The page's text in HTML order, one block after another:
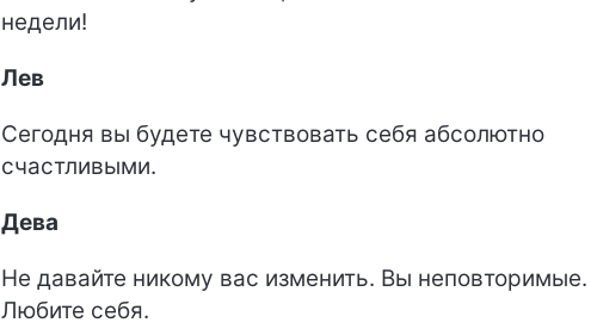
недели!
Лев
Сегодня вы будете чувствовать себя абсолютно
счастливыми.
Дева
Не давайте никому вас изменить. Вы неповторимые.
Любите себя.